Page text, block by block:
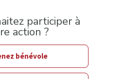
participer à
action ?
bénévole